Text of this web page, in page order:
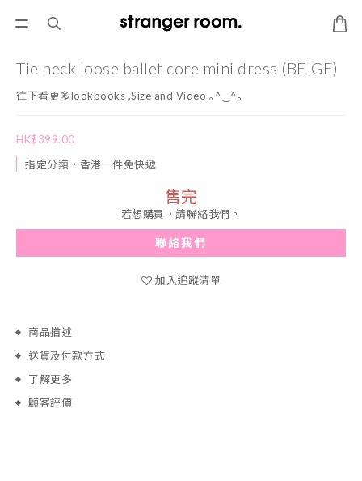
Tie neck loose ballet core mini dress (BEIGE)
往下看更多lookbooks ,Size and Video ｡^‿^｡
HK$399.00
指定分類，香港一件免快遞
售完
若想購買，請聯絡我們。
聯絡我們
加入追蹤清單
商品描述
送貨及付款方式
了解更多
顧客評價